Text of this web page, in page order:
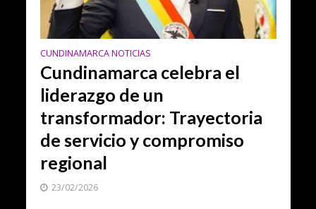
CUNDINAMARCA NOTICIAS
Cundinamarca celebra el
liderazgo de un
transformador: Trayectoria
de servicio y compromiso
regional
23/02/2026